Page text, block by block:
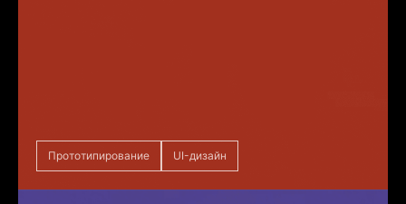
Прототипирование UI-дизайн